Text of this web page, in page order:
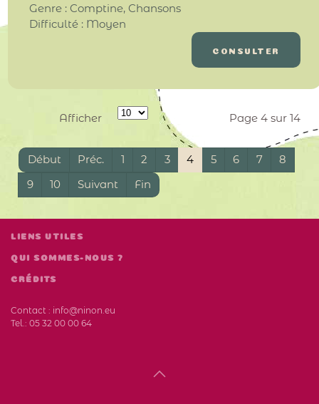
Genre : Comptine, Chansons
Difficulté : Moyen
CONSULTER
Afficher Page 4 sur 14
Début Préc. 1 2 3 4 5 6 7
8
9
10 Suivant Fin
LIENS UTILES
QUI SOMMES-NOUS ?
CRÉDITS
Contact : info@ninon.eu
Tel.: 05 32 00 00 64